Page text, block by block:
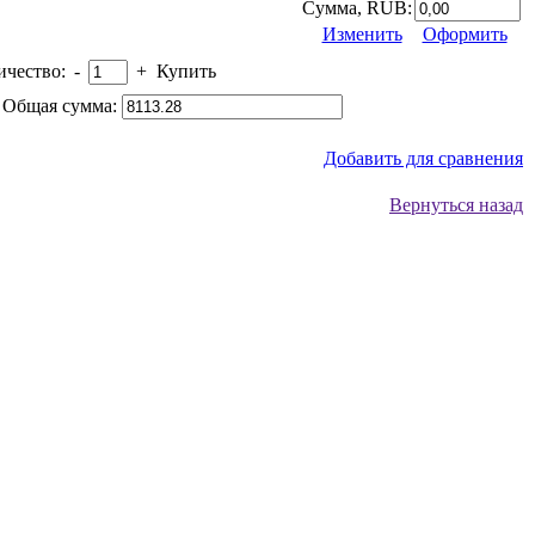
Сумма, RUB:
Изменить
Оформить
- + Купить
сумма:
Добавить для сравнения
Вернуться назад